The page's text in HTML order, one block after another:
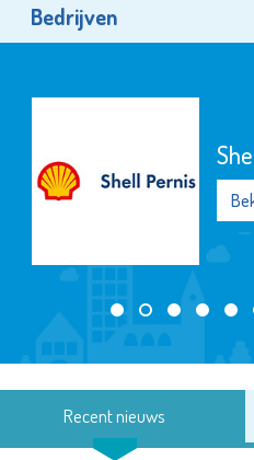
Bedrijven
Recent nieuws